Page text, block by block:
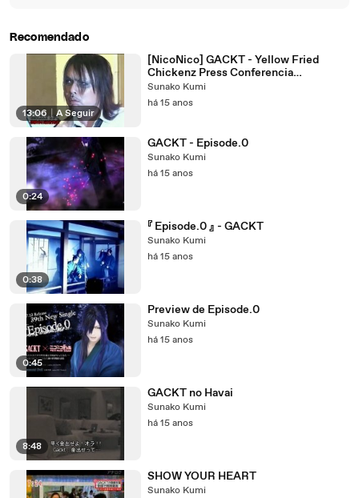
Recomendado
13:06 | A Seguir
[NicoNico] GACKT - Yellow Fried
Chickenz Press Conferencia
(09.06.2011)
Sunako Kumi
há 15 anos
0:24
GACKT - Episode.0
Sunako Kumi
há 15 anos
0:38
『 Episode.0 』 - GACKT
Sunako Kumi
há 15 anos
0:45
Preview de Episode.0
Sunako Kumi
há 15 anos
8:48
GACKT no Havai
Sunako Kumi
há 15 anos
SHOW YOUR HEART
Sunako Kumi